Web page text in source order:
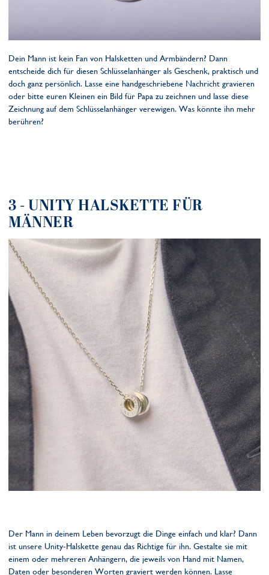
Dein Mann ist kein Fan von Halsketten und Armbändern? Dann
entscheide dich für diesen Schlüsselanhänger als Geschenk, praktisch und
doch ganz persönlich. Lasse eine handgeschriebene Nachricht gravieren
oder bitte euren Kleinen ein Bild für Papa zu zeichnen und lasse diese
Zeichnung auf dem Schlüsselanhänger verewigen. Was könnte ihn mehr
berühren?
3 - UNITY HALSKETTE FÜR
MÄNNER
Der Mann in deinem Leben bevorzugt die Dinge einfach und klar? Dann
ist unsere Unity-Halskette genau das Richtige für ihn. Gestalte sie mit
einem oder mehreren Anhängern, die jeweils von Hand mit Namen,
Daten oder besonderen Worten graviert werden können. Lasse